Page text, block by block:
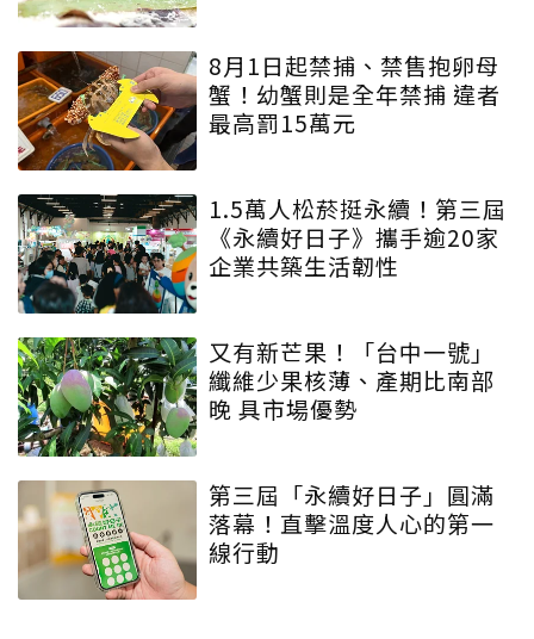
8月1日起禁捕、禁售抱卵母
蟹！幼蟹則是全年禁捕 違者
最高罰15萬元
1.5萬人松菸挺永續！第三屆
《永續好日子》攜手逾20家
企業共築生活韌性
又有新芒果！「台中一號」
纖維少果核薄、產期比南部
晚 具市場優勢
第三屆「永續好日子」圓滿
落幕！直擊溫度人心的第一
線行動